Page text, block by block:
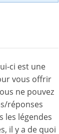
ci est une
vous offrir
ne pouvez
réponses
les légendes
il y a de quoi